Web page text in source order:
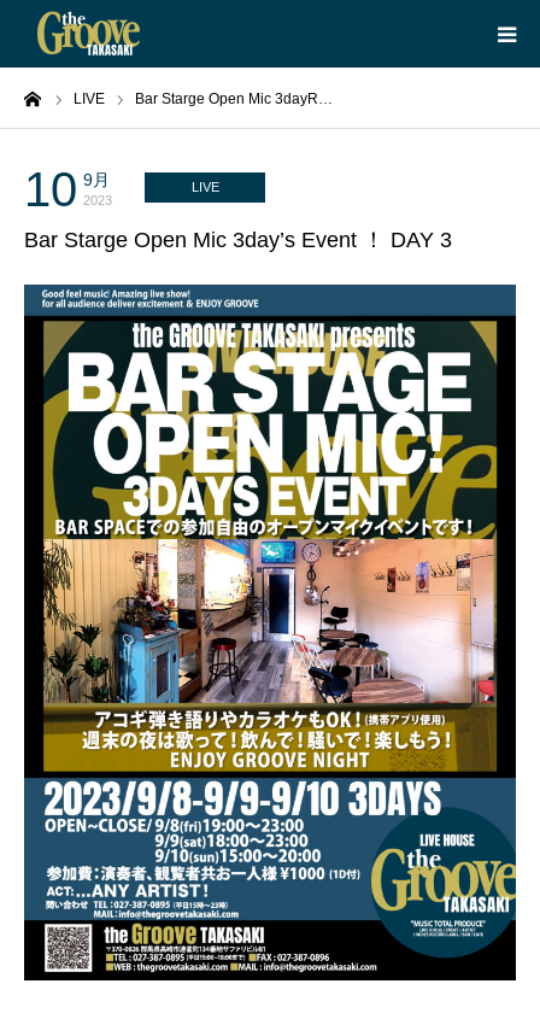
LIVE Bar Starge Open Mic 3dayR…
10 9月
2023
LIVE
Bar Starge Open Mic 3day’s Event ！ DAY 3
HOME
LIVE
EQUIPMENT
BOOKING
ABOUT
CONTACT